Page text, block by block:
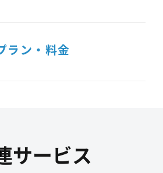
ラン・料金
サービス